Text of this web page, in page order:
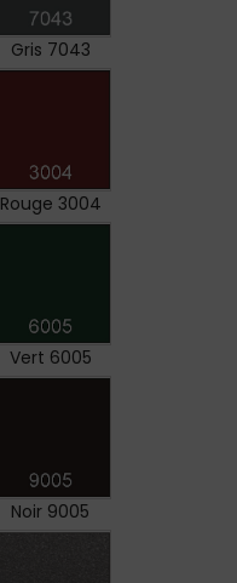
Gris 7043
Rouge 3004
Vert 6005
Noir 9005